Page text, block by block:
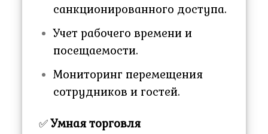
санкционированного доступа.
Учет рабочего времени и
посещаемости.
Мониторинг перемещения
сотрудников и гостей.
✅Умная торговля